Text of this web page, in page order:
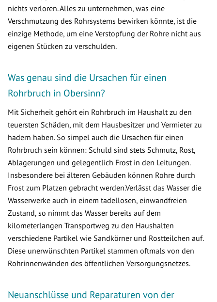
nichts verloren. Alles zu unternehmen, was eine
Verschmutzung des Rohrsystems bewirken könnte, ist die
einzige Methode, um eine Verstopfung der Rohre nicht aus
eigenen Stücken zu verschulden.
Was genau sind die Ursachen für einen
Rohrbruch in Obersinn?
Mit Sicherheit gehört ein Rohrbruch im Haushalt zu den
teuersten Schäden, mit dem Hausbesitzer und Vermieter zu
hadern haben. So simpel auch die Ursachen für einen
Rohrbruch sein können: Schuld sind stets Schmutz, Rost,
Ablagerungen und gelegentlich Frost in den Leitungen.
Insbesondere bei älteren Gebäuden können Rohre durch
Frost zum Platzen gebracht werden.Verlässt das Wasser die
Wasserwerke auch in einem tadellosen, einwandfreien
Zustand, so nimmt das Wasser bereits auf dem
kilometerlangen Transportweg zu den Haushalten
verschiedene Partikel wie Sandkörner und Rostteilchen auf.
Diese unerwünschten Partikel stammen oftmals von den
Rohrinnenwänden des öffentlichen Versorgungsnetzes.
Neuanschlüsse und Reparaturen von der